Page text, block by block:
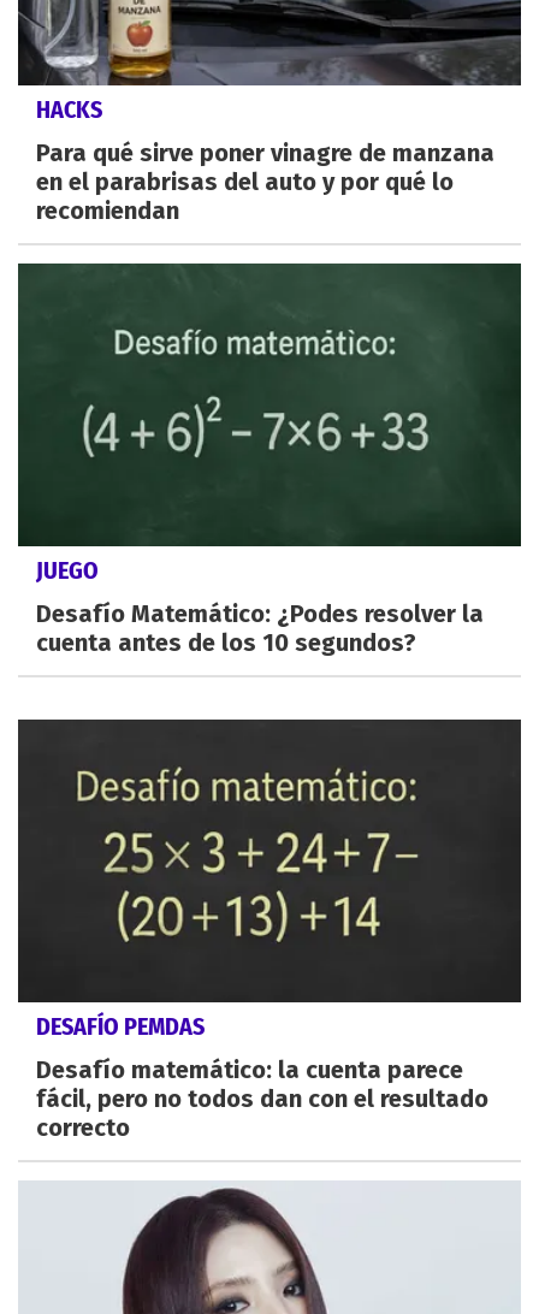
HACKS
Para qué sirve poner vinagre de manzana
en el parabrisas del auto y por qué lo
recomiendan
JUEGO
Desafío Matemático: ¿Podes resolver la
cuenta antes de los 10 segundos?
DESAFÍO PEMDAS
Desafío matemático: la cuenta parece
fácil, pero no todos dan con el resultado
correcto